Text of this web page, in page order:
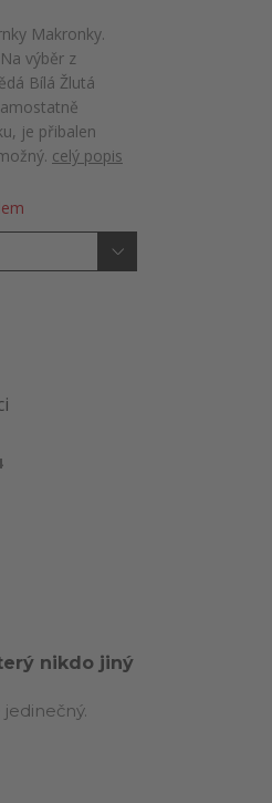
Makronky.
výběr z
Bílá Žlutá
je přibalen
celý popis
nikdo jiný
jedinečný.